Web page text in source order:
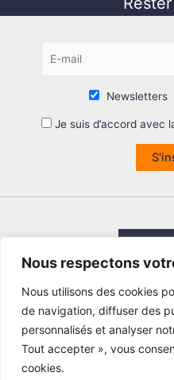
Nous respectons
Nous utilisons des cookies
de navigation, diffuser des
personnalisés et analyser
Tout accepter », vous
cookies.
Newsletters
Je suis d’accord avec
Copyright © 2026 Fédération